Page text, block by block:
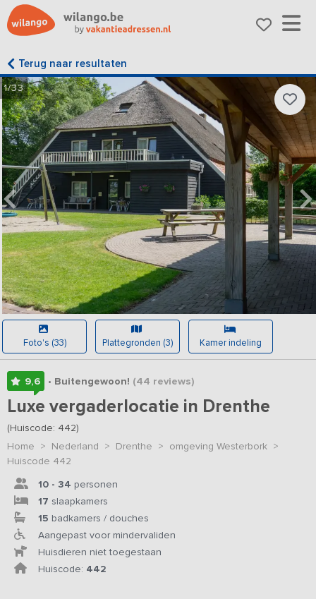
Terug naar resultaten
1/33
Foto's (33) Plattegronden (3) Kamer indeling
9,6 • Buitengewoon! (44 reviews)
Luxe vergaderlocatie in Drenthe
(Huiscode: 442)
Home > Nederland > Drenthe > omgeving Westerbork >
Huiscode 442
10 - 34 personen
17 slaapkamers
15 badkamers / douches
Aangepast voor mindervaliden
Huisdieren niet toegestaan
Huiscode: 442